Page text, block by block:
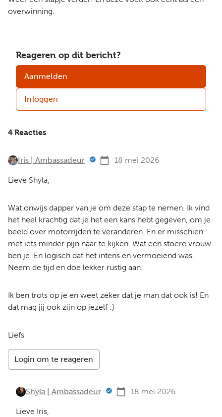
overwinning.
Reageren op dit bericht?
Aanmelden
Inloggen
4 Reacties
Iris | Ambassadeur 18 mei 2026
Lieve Shyla,
Wat onwijs dapper van je om deze stap te nemen. Ik vind
het heel krachtig dat je het een kans hebt gegeven, om je
beeld over motorrijden te veranderen. En er misschien
met iets minder pijn naar te kijken. Wat een stoere vrouw
ben je. En logisch dat het intens en vermoeiend was.
Neem de tijd en doe lekker rustig aan.
Ik ben trots op je en weet zeker dat je man dat ook is! En
dat mag jij ook zijn op jezelf :)
Liefs
Login om te reageren
Shyla | Ambassadeur 18 mei 2026
Lieve Iris,